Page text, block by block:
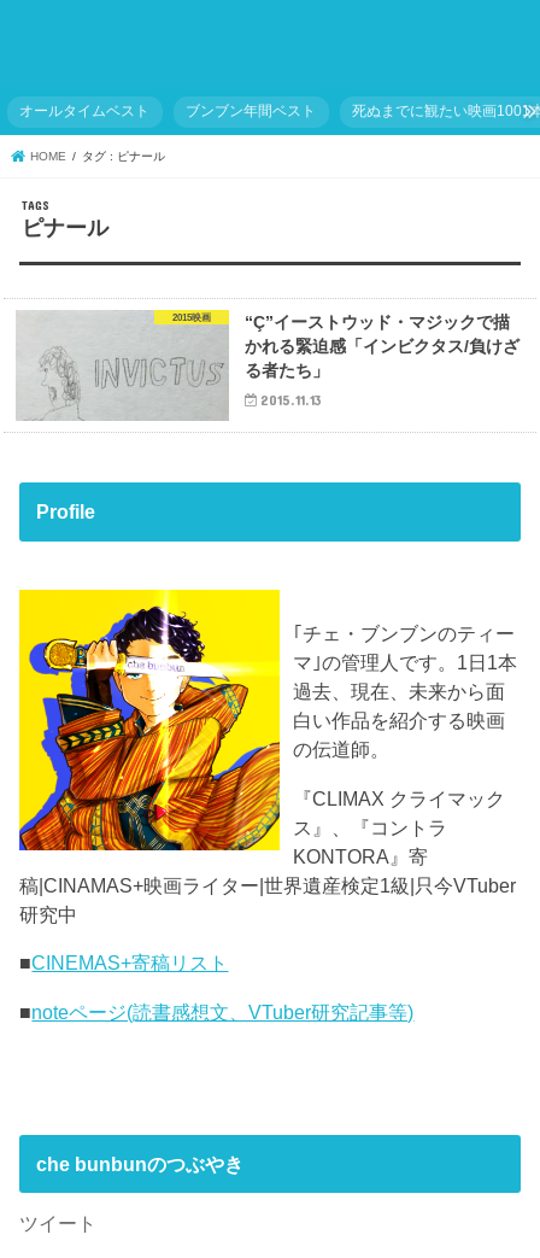
オールタイムベスト ブンブン年間ベスト 死ぬまでに観たい映画1001
HOME タグ : ピナール
ピナール
2015映画
“Ç”イーストウッド・マジックで描
かれる緊迫感「インビクタス/負けざ
る者たち」
2015.11.13
Profile
｢チェ・ブンブンのティー
マ｣の管理人です。1日1本
過去、現在、未来から面
白い作品を紹介する映画
の伝道師。
『CLIMAX クライマック
ス』、『コントラ
KONTORA』寄
稿|CINAMAS+映画ライター|世界遺産検定1級|只今VTuber
研究中
■CINEMAS+寄稿リスト
■noteページ(読書感想文、VTuber研究記事等)
che bunbunのつぶやき
ツイート